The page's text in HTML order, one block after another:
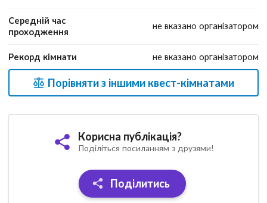
Середній час
проходження
не вказано організатором
Рекорд кімнати не вказано організатором
Порівняти з іншими квест-кімнатами
Корисна публікація?
Поділіться посиланням з друзями!
Поділитись